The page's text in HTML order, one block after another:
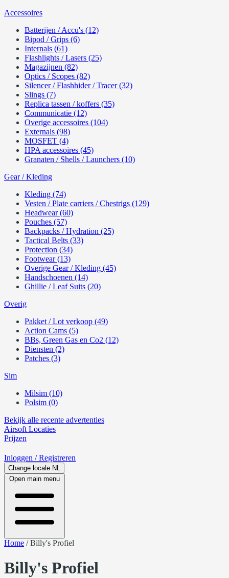
Accessoires
Batterijen / Accu's (12)
Bipod / Grips (6)
Internals (61)
Flashlights / Lasers (25)
Magazijnen (82)
Optics / Scopes (82)
Silencer / Flashhider / Tracer (32)
Slings (7)
Replica tassen / koffers (35)
Communicatie (12)
Overige accessoires (104)
Externals (98)
MOSFET (4)
HPA accessoires (45)
Granaten / Shells / Launchers (10)
Gear / Kleding
Kleding (74)
Vesten / Plate carriers / Chestrigs (129)
Headwear (60)
Pouches (57)
Backpacks / Hydration (25)
Tactical Belts (33)
Protection (34)
Footwear (13)
Overige Gear / Kleding (45)
Handschoenen (14)
Ghillie / Leaf Suits (20)
Overig
Pakket / Lot verkoop (49)
Action Cams (5)
BBs, Green Gas en Co2 (12)
Diensten (2)
Patches (3)
Sim
Milsim (10)
Polsim (0)
Bekijk alle recente advertenties
Airsoft Locaties
Prijzen
Inloggen / Registreren
Change locale NL
Open main menu
Home /Billy's Profiel
Billy's Profiel